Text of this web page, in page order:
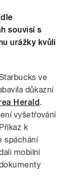
souvisí s
urážky kvůli
ve
důkazní
Herald.
vyšetřování
k
spáchání
mobilní